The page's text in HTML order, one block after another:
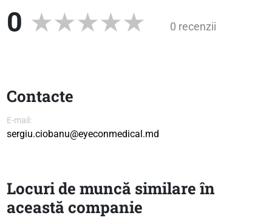
0 0 recenzii
Contacte
E-mail:
sergiu.ciobanu@eyeconmedical.md
Locuri de muncă similare în
această companie